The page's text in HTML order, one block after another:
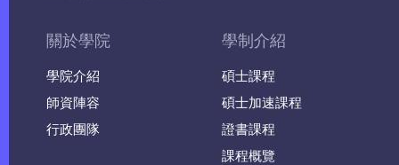
關於學院
學院介紹
師資陣容
行政團隊
學制介紹
碩士課程
碩士加速課程
證書課程
課程概覽